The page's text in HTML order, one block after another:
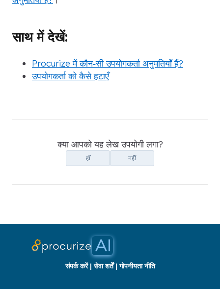
साथ में देखें:
Procurize में कौन‑सी उपयोगकर्ता अनुमतियाँ हैं?
उपयोगकर्ता को कैसे हटाएँ
क्या आपको यह लेख उपयोगी लगा?
हाँ नहीं
संपर्क करें|सेवा शर्तें|गोपनीयता नीति